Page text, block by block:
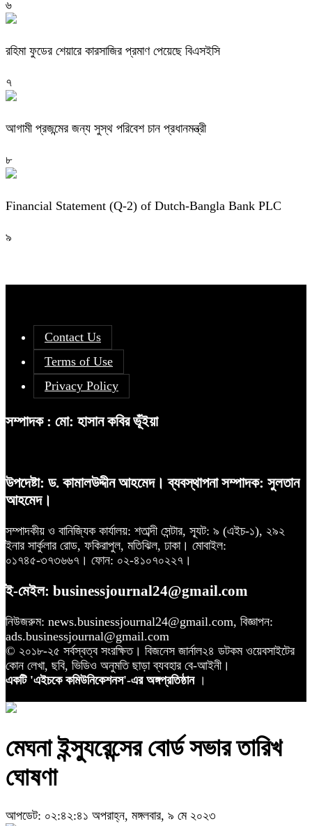
৬
রহিমা ফুডের শেয়ারে কারসাজির প্রমাণ পেয়েছে বিএসইসি
৭
আগামী প্রজন্মের জন্য সুস্থ পরিবেশ চান প্রধানমন্ত্রী
৮
Financial Statement (Q-2) of Dutch-Bangla Bank PLC
৯
Contact Us
Terms of Use
Privacy Policy
সম্পাদক : মো: হাসান কবির ভূঁইয়া
উপদেষ্টা: ড. কামালউদ্দীন আহমেদ। ব্যবস্থাপনা সম্পাদক: সুলতান
আহমেদ।
সম্পাদকীয় ও বানিজ্যিক কার্যালয়: শতাব্দী সেন্টার, স্যূট: ৯ (এইচ-১), ২৯২
ইনার সার্কুলার রোড, ফকিরাপুল, মতিঝিল, ঢাকা। মোবাইল:
০১৭৪৫-৩৭৩৬৬৭। ফোন: ০২-৪১০৭০২২৭।
ই-মেইল: businessjournal24@gmail.com
নিউজরুম: news.businessjournal24@gmail.com, বিজ্ঞাপন:
ads.businessjournal@gmail.com
© ২০১৮-২৫ সর্বস্বত্ব সংরক্ষিত। বিজনেস জার্নাল২৪ ডটকম ওয়েবসাইটের
কোন লেখা, ছবি, ভিডিও অনুমতি ছাড়া ব্যবহার বে-আইনী।
একটি 'এইচকে কমিউনিকেশনস'-এর অঙ্গপ্রতিষ্ঠান ।
মেঘনা ইন্স্যুরেন্সের বোর্ড সভার তারিখ
ঘোষণা
আপডেট: ০২:৪২:৪১ অপরাহ্ন, মঙ্গলবার, ৯ মে ২০২৩